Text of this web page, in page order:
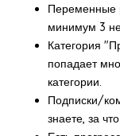
Переменные
минимум 3
Категория
попадает
категории.
Подписки/
знаете, за